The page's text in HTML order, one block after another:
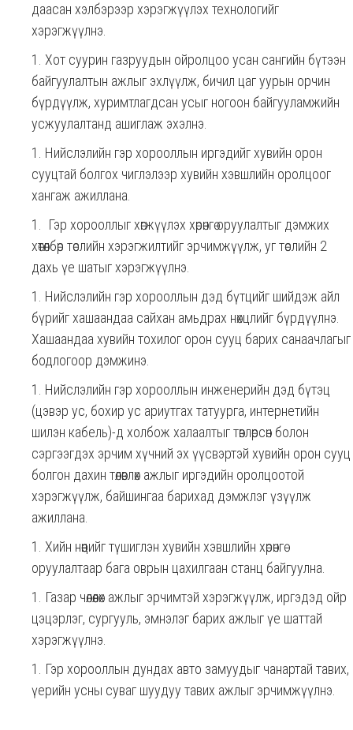
даасан хэлбэрээр хэрэгжүүлэх технологийг
хэрэгжүүлнэ.
Хот суурин газруудын ойролцоо усан сангийн бүтээн
байгуулалтын ажлыг эхлүүлж, бичил цаг уурын орчин
бүрдүүлж, хуримтлагдсан усыг ногоон байгууламжийн
усжуулалтанд ашиглаж эхэлнэ.
Нийслэлийн гэр хорооллын иргэдийг хувийн орон
сууцтай болгох чиглэлээр хувийн хэвшлийн оролцоог
хангаж ажиллана.
Гэр хорооллыг хөгжүүлэх хөрөнгө оруулалтыг дэмжих
хөтөлбөр төслийн хэрэгжилтийг эрчимжүүлж, уг төслийн 2
дахь үе шатыг хэрэгжүүлнэ.
Нийслэлийн гэр хорооллын дэд бүтцийг шийдэж айл
бүрийг хашаандаа сайхан амьдрах нөхцлийг бүрдүүлнэ.
Хашаандаа хувийн тохилог орон сууц барих санаачлагыг
бодлогоор дэмжинэ.
Нийслэлийн гэр хорооллын инженерийн дэд бүтэц
(цэвэр ус, бохир ус ариутгах татуурга, интернетийн
шилэн кабель)-д холбож халаалтыг төвлөрсөн болон
сэргээгдэх эрчим хүчний эх үүсвэртэй хувийн орон сууц
болгон дахин төлөвлөх ажлыг иргэдийн оролцоотой
хэрэгжүүлж, байшингаа барихад дэмжлэг үзүүлж
ажиллана.
Хийн нөөцийг түшиглэн хувийн хэвшлийн хөрөнгө
оруулалтаар бага оврын цахилгаан станц байгуулна.
Газар чөлөөлөх ажлыг эрчимтэй хэрэгжүүлж, иргэдэд ойр
цэцэрлэг, сургууль, эмнэлэг барих ажлыг үе шаттай
хэрэгжүүлнэ.
Гэр хорооллын дундах авто замуудыг чанартай тавих,
үерийн усны суваг шуудуу тавих ажлыг эрчимжүүлнэ.